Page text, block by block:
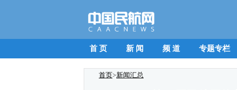
首 页 新 闻 频 道 专题专栏
首页>新闻汇总